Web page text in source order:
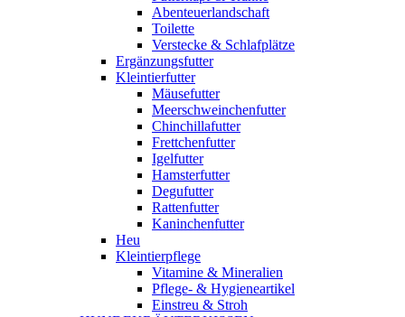
Abenteuerlandschaft
Toilette
Verstecke & Schlafplätze
Ergänzungsfutter
Kleintierfutter
Mäusefutter
Meerschweinchenfutter
Chinchillafutter
Frettchenfutter
Igelfutter
Hamsterfutter
Degufutter
Rattenfutter
Kaninchenfutter
Heu
Kleintierpflege
Vitamine & Mineralien
Pflege- & Hygieneartikel
Einstreu & Stroh